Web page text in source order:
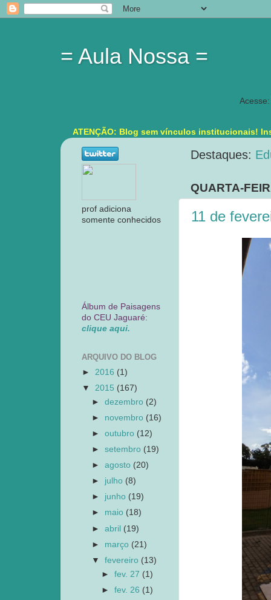
= Aula Nossa =
Acesse:
ATENÇÃO: Blog sem vínculos institucionais!
Destaques:
QUARTA-
11 de
prof adiciona
somente conhecidos
Álbum de Paisagens
do CEU Jaguaré:
clique aqui.
ARQUIVO DO BLOG
► 2016 (1)
▼ 2015 (167)
►dezembro (2)
► novembro (16)
►outubro (12)
►setembro (19)
►agosto (20)
► julho (8)
► junho (19)
► maio (18)
►abril (19)
► março (21)
▼fevereiro (13)
►fev. 27 (1)
►fev. 26 (1)